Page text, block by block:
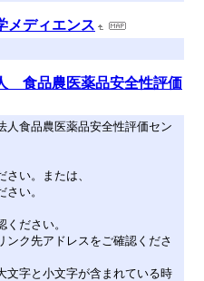
メディエンス
食品農医薬品安全性評価
人食品農医薬品安全性評価セン
い。または、
い。
ださい。
ンク先アドレスをご確認くださ
文字と小文字が含まれている時